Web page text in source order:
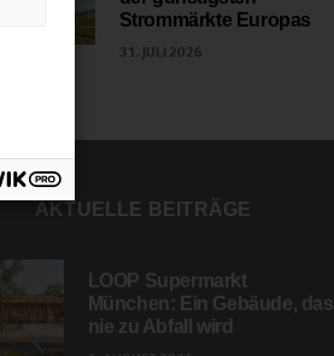
Strommärkte Europas
31. JULI 2026
AKTUELLE BEITRÄGE
LOOP Supermarkt
München: Ein Gebäude, das
nie zu Abfall wird